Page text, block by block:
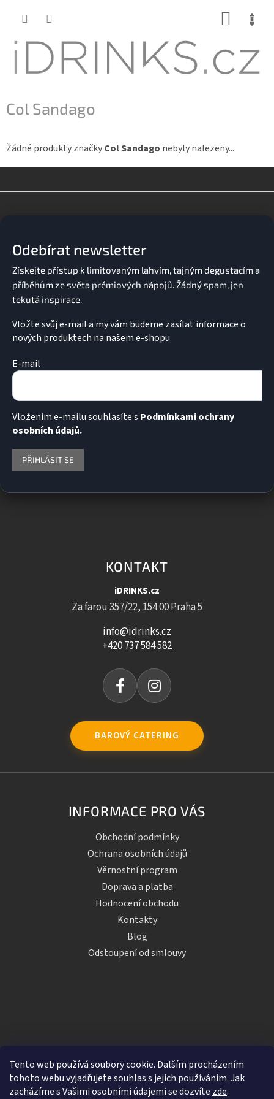
Tento web používá soubory cookie. Dalším procházením
tohoto webu vyjadřujete souhlas s jejich používáním. Jak
zacházíme s Vašimi osobními údajemi se dozvíte zde.
Col Sandago
Žádné produkty značkyCol Sandago nebyly nalezeny...
Odebírat newsletter
Vložte svůj e-mail a my vám budeme zasílat informace o
nových produktech na našem e-shopu.
E-mail
Vložením e-mailu souhlasíte s Podmínkami ochrany
osobních údajů.
PŘIHLÁSIT SE
KONTAKT
iDRINKS.cz
Za farou 357/22, 154 00 Praha 5
info@idrinks.cz
+420 737 584 582
BAROVÝ CATERING
INFORMACE PRO VÁS
Obchodní podmínky
Ochrana osobních údajů
Věrnostní program
Doprava a platba
Hodnocení obchodu
Kontakty
Blog
Odstoupení od smlouvy
Vytvořil Shoptet